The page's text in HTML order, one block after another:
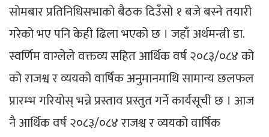
सोमबार प्रतिनिधिसभाको बैठक दिउँसो १ बजे बस्ने तयारी
गरेको भए पनि केही ढिला भएको छ । जहाँ अर्थमन्त्री डा.
स्वर्णिम वाग्लेले वक्तव्य सहित आर्थिक वर्ष २०८३/०८४ को
को राजश्व र व्ययको वार्षिक अनुमानमाथि सामान्य छलफल
प्रारम्भ गरियोस् भन्ने प्रस्ताव प्रस्तुत गर्ने कार्यसूची छ । आज
नै आर्थिक वर्ष २०८३/०८४ राजश्व र व्ययको वार्षिक